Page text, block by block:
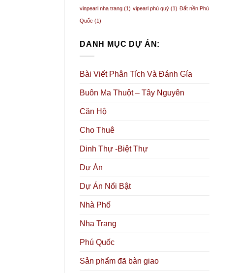
vinpearl nha trang (1) vipearl phú quý (1) Đất nền Phú
Quốc (1)
DANH MỤC DỰ ÁN:
Bài Viết Phân Tích Và Đánh Gía
Buôn Ma Thuột – Tây Nguyên
Căn Hộ
Cho Thuê
Dinh Thự -Biệt Thự
Dự Án
Dự Án Nổi Bật
Nhà Phố
Nha Trang
Phú Quốc
Sản phẩm đã bàn giao